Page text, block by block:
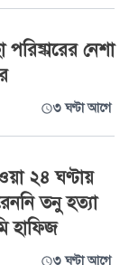
নেশা
৩ ঘণ্টা আগে
২৪ ঘণ্টায়
তনু হত্যা
হাফিজ
৩ ঘণ্টা আগে